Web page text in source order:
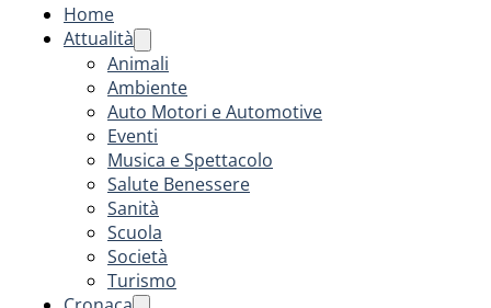
Home
Attualità
Animali
Ambiente
Auto Motori e Automotive
Eventi
Musica e Spettacolo
Salute Benessere
Sanità
Scuola
Società
Turismo